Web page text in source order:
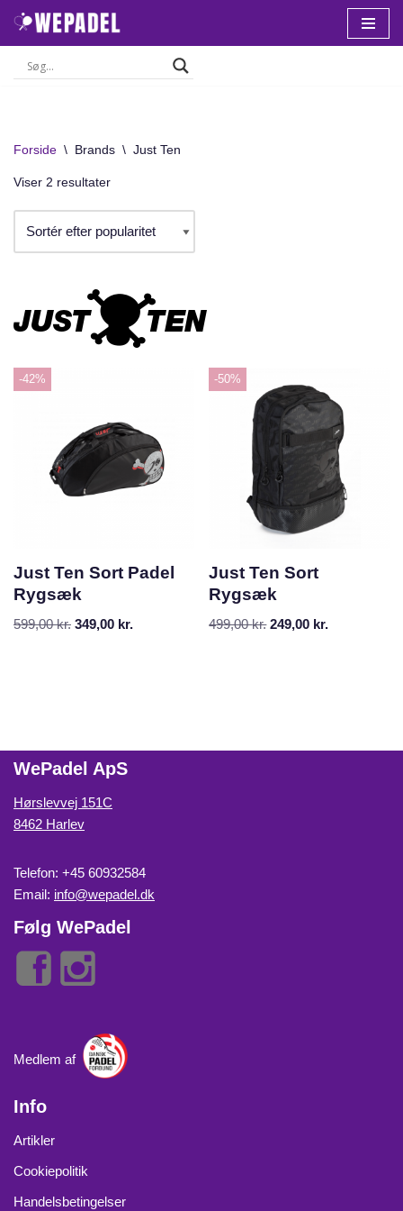
Spring
Forside \ Brands \ Just Ten
Viser 2 resultater
-42%
Just Ten Sort Padel
Rygsæk
599,00kr. 349,00 kr.
-50%
Just Ten Sort
Rygsæk
499,00kr. 249,00 kr.
WePadel ApS
Hørslevvej 151C
8462 Harlev
Telefon: +45 60932584
Email: info@wepadel.dk
Følg WePadel
Medlem af
Info
Artikler
Cookiepolitik
Handelsbetingelser